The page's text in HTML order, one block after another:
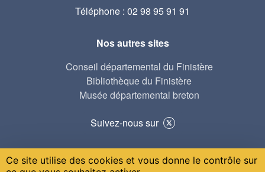
Téléphone : 02 98 95 91 91
Nos autres sites
Conseil départemental du Finistère
Bibliothèque du Finistère
Musée départemental breton
Suivez-nous sur
© 2021-2024 AD29 réalisé par Serval
Ce site utilise des cookies et vous donne le contrôle sur